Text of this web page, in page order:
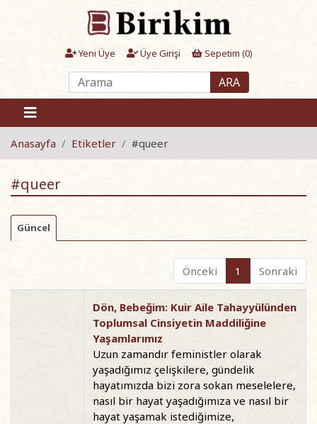
Yeni Üye Üye Girişi Sepetim (0)
ARA
Anasayfa Etiketler #queer
#queer
Güncel
Önceki 1 Sonraki
Dön, Bebeğim: Kuir Aile Tahayyülünden
Toplumsal Cinsiyetin Maddiliğine
Yaşamlarımız
Uzun zamandır feministler olarak
yaşadığımız çelişkilere, gündelik
hayatımızda bizi zora sokan meselelere,
nasıl bir hayat yaşadığımıza ve nasıl bir
hayat yaşamak istediğimize,